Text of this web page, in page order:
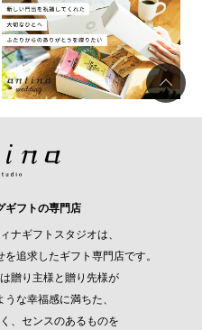
ギフトの専門店
ナギフトスタジオは、
追求したギフト専門店です。
贈り主様と贈り先様が
な幸福感に満ちた、
、センスのあるものを